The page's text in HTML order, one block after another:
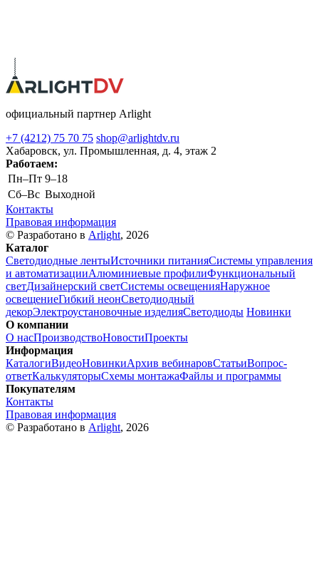
официальный партнер Arlight
+7 (4212) 75 70 75 shop@arlightdv.ru
Хабаровск, ул. Промышленная, д. 4, этаж 2
Работаем:
Пн–Пт 9–18
Cб–Вс Выходной
Контакты
Правовая информация
© Разработано в Arlight, 2026
Каталог
Светодиодные лентыИсточники питанияСистемы управления
и автоматизацииАлюминиевые профилиФункциональный
светДизайнерский светСистемы освещенияНаружное
освещениеГибкий неонСветодиодный
декорЭлектроустановочные изделияСветодиоды Новинки
О компании
О насПроизводствоНовостиПроекты
Информация
КаталогиВидеоНовинкиАрхив вебинаровСтатьиВопрос-
ответКалькуляторыСхемы монтажаФайлы и программы
Покупателям
Контакты
Правовая информация
© Разработано в Arlight, 2026